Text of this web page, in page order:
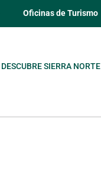
Oficinas de Turismo
DESCUBRE SIERRA NORTE